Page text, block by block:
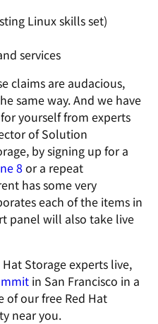
Linux skills set)
services
claims are audacious,
same way. And we have
yourself from experts
of Solution
by signing up for a
8or a repeat
has some very
each of the items in
panel will also take live
Storage experts live,
in San Francisco in a
of our free Red Hat
near you.